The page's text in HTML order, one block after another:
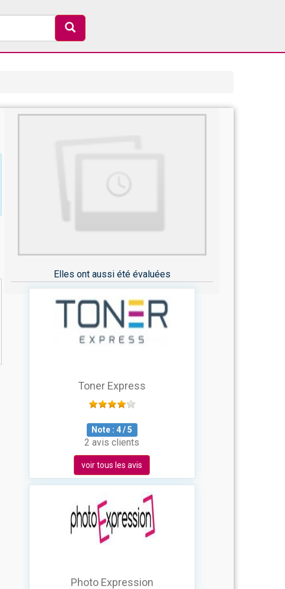
Elles ont aussi été évaluées
Toner Express
Note : 4/5
2 avis clients
voir tous les avis
Photo Expression